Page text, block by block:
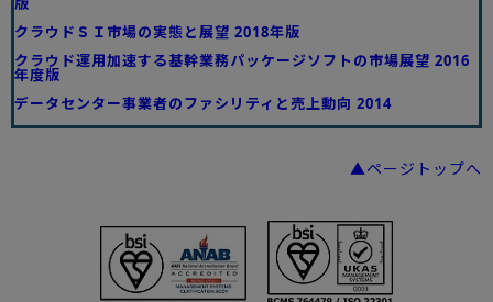
クラウドＳＩ市場の実態と展望 2018年版
クラウド運用加速する基幹業務パッケージソフトの市場展望 2016
年度版
データセンター事業者のファシリティと売上動向 2014
▲ページトップへ